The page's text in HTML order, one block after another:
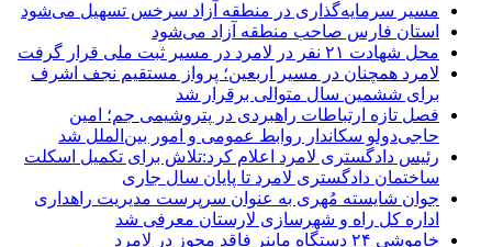
مسیر سرمایه‌گذاری در منطقه آزاد سرخس تسهیل می‌شود
استان فارس صاحب منطقه آزاد می‌شود
محل شهادت ۲۱ نفر در لامرد در مسیر ثبت ملی قرار گرفت
لامرد همچنان در مسیر اربعین؛ پرواز مستقیم نجف اشرف
برای ششمین سال متوالی برقرار شد
فصل تازه ارتباطات راهبردی در پتروشیمی جم؛ امین
حاجی‌دولو سکاندار روابط عمومی و امور بین‌الملل شد
رئیس دادگستری لامرد اعلام کرد:تلاش برای تکمیل اسکلت
ساختمان دادگستری لامرد تا پایان سال جاری
جوان شایسته مُهری به عنوان سرپرست مدیریت راهداری
اداره کل راه و شهرسازی لارستان معرفی شد
خاموشی ۲۴ دستگاه ماینر فاقد مجوز در لامرد